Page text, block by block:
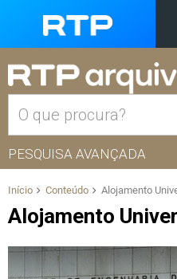
PESQUISA AVANÇADA
Início Conteúdo Alojamento
Alojamento